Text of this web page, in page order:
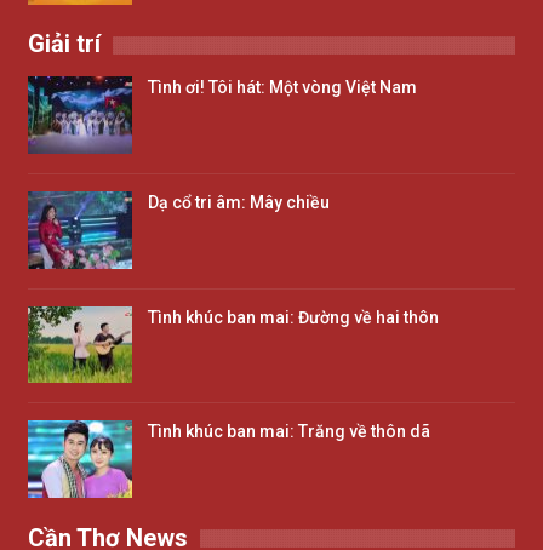
Giải trí
Tình ơi! Tôi hát: Một vòng Việt Nam
Dạ cổ tri âm: Mây chiều
Tình khúc ban mai: Đường về hai thôn
Tình khúc ban mai: Trăng về thôn dã
Cần Thơ News